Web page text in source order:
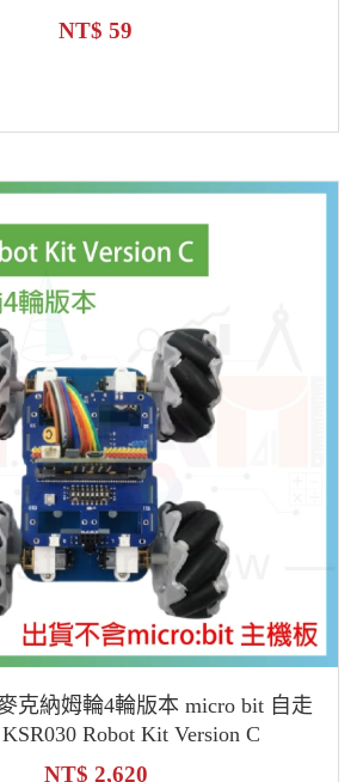
59
麥克納姆輪4輪版本 micro bit 自走
Robot Kit Version C
2,620